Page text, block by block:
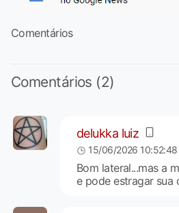
Comentários
Comentários (2)
delukka luiz
15/06/2026 10:52:48
Bom lateral...mas a
e pode estragar sua